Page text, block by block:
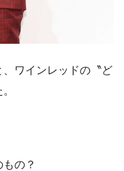
ワインレッドの〝ど
の？